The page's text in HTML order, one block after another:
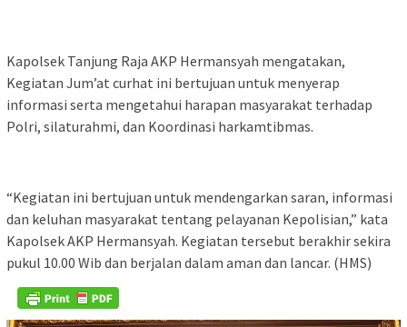
Kapolsek Tanjung Raja AKP Hermansyah mengatakan,
Kegiatan Jum’at curhat ini bertujuan untuk menyerap
informasi serta mengetahui harapan masyarakat terhadap
Polri, silaturahmi, dan Koordinasi harkamtibmas.
“Kegiatan ini bertujuan untuk mendengarkan saran, informasi
dan keluhan masyarakat tentang pelayanan Kepolisian,” kata
Kapolsek AKP Hermansyah. Kegiatan tersebut berakhir sekira
pukul 10.00 Wib dan berjalan dalam aman dan lancar. (HMS)